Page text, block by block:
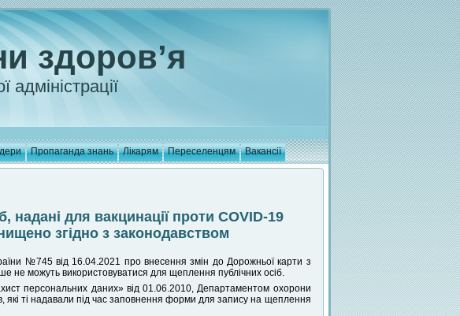
здоров’я
Пропаганда знань Лікарям Переселенцям Вакансії
надані для вакцинації проти COVID-19
згідно з законодавством
№745 від 16.04.2021 про внесення змін до Дорожньої карти з
не можуть використовуватися для щеплення публічних осіб.
персональних даних» від 01.06.2010, Департаментом охорони
які ті надавали під час заповнення форми для запису на щеплення